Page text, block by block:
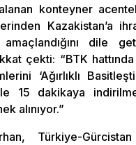
konteyner
Kazakistan’a
amaçlandığını dile
çekti: “BTK hattında
‘Ağırlıklı
15 dakikaya
alınıyor.”
Türkiye-